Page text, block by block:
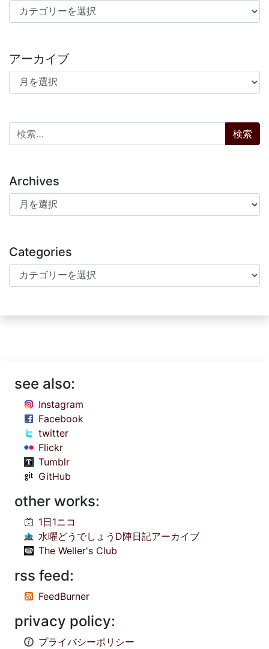
カテゴリー
アーカイブ
アーカイブ
検索:
Archives
Archives
Categories
Categories
see also:
Instagram
Facebook
twitter
Flickr
Tumblr
GitHub
other works:
1日1ニコ
水曜どうでしょうD陣日記アーカイブ
The Weller's Club
rss feed:
FeedBurner
privacy policy:
プライバシーポリシー